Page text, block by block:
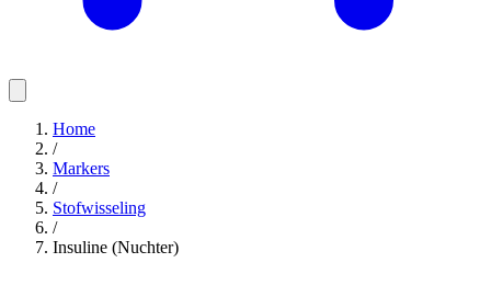
Home
/
Markers
/
Stofwisseling
/
Insuline (Nuchter)